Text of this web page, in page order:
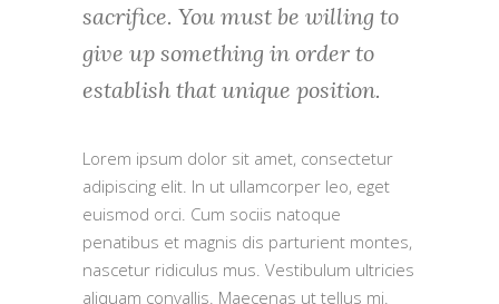
sacrifice. You must be willing to
give up something in order to
establish that unique position.
Lorem ipsum dolor sit amet, consectetur
adipiscing elit. In ut ullamcorper leo, eget
euismod orci. Cum sociis natoque
penatibus et magnis dis parturient montes,
nascetur ridiculus mus. Vestibulum ultricies
aliquam convallis. Maecenas ut tellus mi.